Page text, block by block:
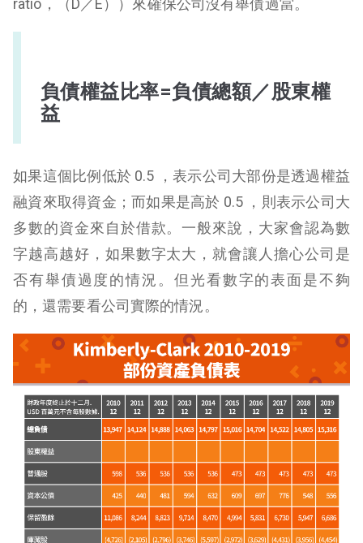
ratio，（D／E））來確保公司沒有舉債過當。
負債權益比率=負債總額／股東權
益
如果這個比例低於 0.5 ，表示公司大部份是透過權益
融資來取得資金；而如果是高於 0.5 ，則表示公司大
多數的資金來自於借款。一般來說，大家會認為數
字越高越好，如果數字太大，就會讓人擔心公司是
否有舉債過度的情況。但光看數字的表面是不夠
的，還需要看公司實際的情況。